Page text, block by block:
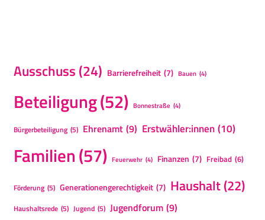
Ausschuss (24) Barrierefreiheit (7) Bauen (4)
Beteiligung(52) Bonnestraße (4)
Bürgerbeteiligung (5) Ehrenamt (9) Erstwähler:innen (10)
Familien(57) Feuerwehr (4) Finanzen (7) Freibad (6)
Förderung (5) Generationengerechtigkeit (7) Haushalt(22)
Haushaltsrede (5) Jugend (5) Jugendforum (9)